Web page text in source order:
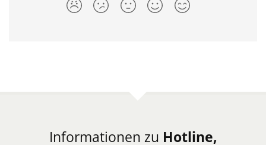
Informationen zu Hotline,